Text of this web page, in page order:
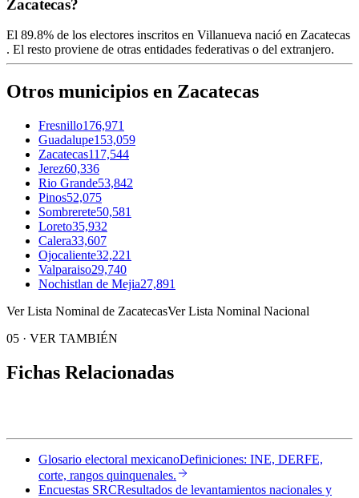
Zacatecas?
El 89.8% de los electores inscritos en Villanueva nació en Zacatecas
. El resto proviene de otras entidades federativas o del extranjero.
Otros municipios en Zacatecas
Fresnillo176,971
Guadalupe153,059
Zacatecas117,544
Jerez60,336
Rio Grande53,842
Pinos52,075
Sombrerete50,581
Loreto35,932
Calera33,607
Ojocaliente32,221
Valparaiso29,740
Nochistlan de Mejia27,891
Ver Lista Nominal de ZacatecasVer Lista Nominal Nacional
05 · VER TAMBIÉN
Fichas Relacionadas
Glosario electoral mexicanoDefiniciones: INE, DERFE,
corte, rangos quinquenales.
Encuestas SRCResultados de levantamientos nacionales y